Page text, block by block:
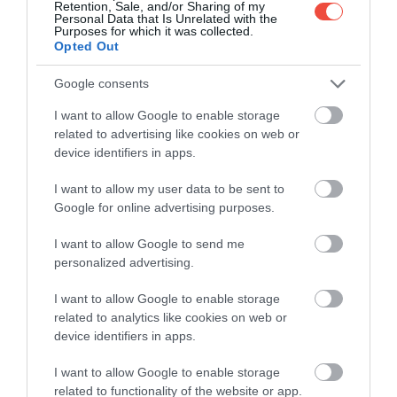
Retention, Sale, and/or Sharing of my
Personal Data that Is Unrelated with the
Purposes for which it was collected.
Opted Out
Google consents
I want to allow Google to enable storage
related to advertising like cookies on web or
device identifiers in apps.
I want to allow my user data to be sent to
Google for online advertising purposes.
I want to allow Google to send me
personalized advertising.
I want to allow Google to enable storage
related to analytics like cookies on web or
device identifiers in apps.
I want to allow Google to enable storage
related to functionality of the website or app.
Étcsokoládé mousse Unicum Riservával.
18 órától a VIRTU Wine PDR
különtermében megnyílik a kaszinó is,
ahol blackjack- és rulettasztalok idézik
meg a Bond-filmek kaszinójeleneteit –
A program22:00-kor tetőzik, amikor egy